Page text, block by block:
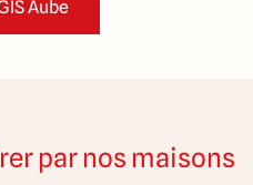
Aube
par nos maisons